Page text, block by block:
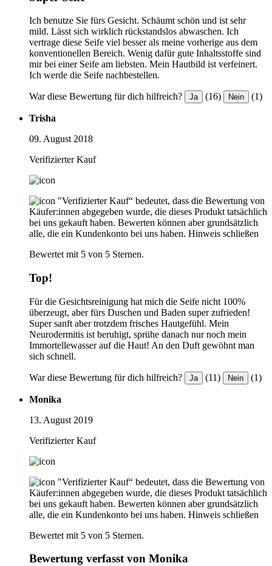
Ich benutze Sie fürs Gesicht. Schäumt schön und ist sehr
mild. Lässt sich wirklich rückstandslos abwaschen. Ich
vertrage diese Seife viel besser als meine vorherige aus dem
konventionellen Bereich. Wenig dafür gute Inhaltsstoffe sind
mir bei einer Seife am liebsten. Mein Hautbild ist verfeinert.
Ich werde die Seife nachbestellen.
War diese Bewertung für dich hilfreich? Ja (16) Nein (1)
Trisha
09. August 2018
Verifizierter Kauf
"Verifizierter Kauf“ bedeutet, dass die Bewertung von
Käufer:innen abgegeben wurde, die dieses Produkt tatsächlich
bei uns gekauft haben. Bewerten können aber grundsätzlich
alle, die ein Kundenkonto bei uns haben. Hinweis schließen
Bewertet mit 5 von 5 Sternen.
Top!
Für die Gesichtsreinigung hat mich die Seife nicht 100%
überzeugt, aber fürs Duschen und Baden super zufrieden!
Super sanft aber trotzdem frisches Hautgefühl. Mein
Neurodermitis ist beruhigt, sprühe danach nur noch mein
Immortellewasser auf die Haut! An den Duft gewöhnt man
sich schnell.
War diese Bewertung für dich hilfreich? Ja (11) Nein (1)
Monika
13. August 2019
Verifizierter Kauf
"Verifizierter Kauf“ bedeutet, dass die Bewertung von
Käufer:innen abgegeben wurde, die dieses Produkt tatsächlich
bei uns gekauft haben. Bewerten können aber grundsätzlich
alle, die ein Kundenkonto bei uns haben. Hinweis schließen
Bewertet mit 5 von 5 Sternen.
Bewertung verfasst von Monika